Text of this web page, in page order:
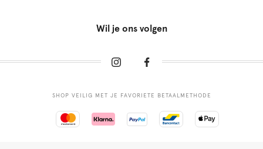
Wil je ons volgen
SHOP VEILIG MET JE FAVORIETE BETAALMETHODE